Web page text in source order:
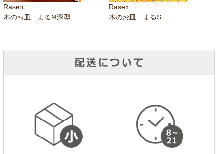
Rasen
木のお皿 まるM深型
Rasen
木のお皿 まるS